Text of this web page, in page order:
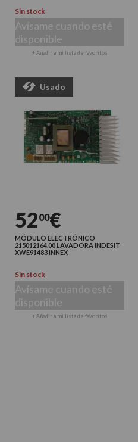
Sin stock
Avísame cuando esté
disponible
+ Añadir a mi lista de favoritos
Usado
5200€
MÓDULO ELECTRÓNICO
215012164.00 LAVADORA INDESIT
XWE91483 INNEX
Sin stock
Avísame cuando esté
disponible
+ Añadir a mi lista de favoritos